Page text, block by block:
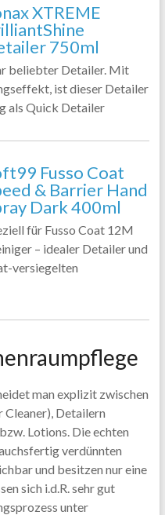
XTREME
750ml
beliebter Detailer. Mit
ist dieser Detailer
als Quick Detailer
Fusso Coat
& Barrier Hand
Dark 400ml
für Fusso Coat 12M
– idealer Detailer und
versiegelten
man explizit zwischen
Detailern
Lotions. Die echten
verdünnten
und besitzen nur eine
sich i.d.R. sehr gut
unter